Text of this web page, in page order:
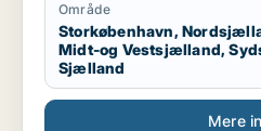
Område
Storkøbenhavn,
Midt-og Vestsjælland,
Sjælland
Mere